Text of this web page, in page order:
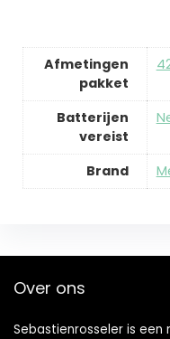
Afmetingen
pakket
Batterijen
vereist
Brand
Over ons
Sebastienrosseler is